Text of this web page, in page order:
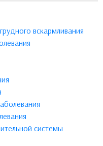
вскармливания
системы